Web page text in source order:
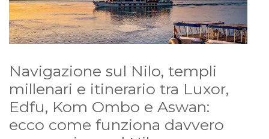
Navigazione sul Nilo, templi
millenari e itinerario tra Luxor,
Edfu, Kom Ombo e Aswan:
ecco come funziona davvero